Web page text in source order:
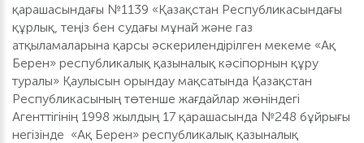
қарашасындағы №1139 «Қазақстан Республикасындағы
құрлық, теңіз бен судағы мұнай және газ
атқыламаларына қарсы әскерилендірілген мекеме «Ақ
Берен» республикалық қазыналық кәсіпорнын құру
туралы» Қаулысын орындау мақсатында Қазақстан
Республикасының төтенше жағдайлар жөніндегі
Агенттігінің 1998 жылдың 17 қарашасында №248 бұйрығы
негізінде «Ақ Берен» республикалық қазыналық